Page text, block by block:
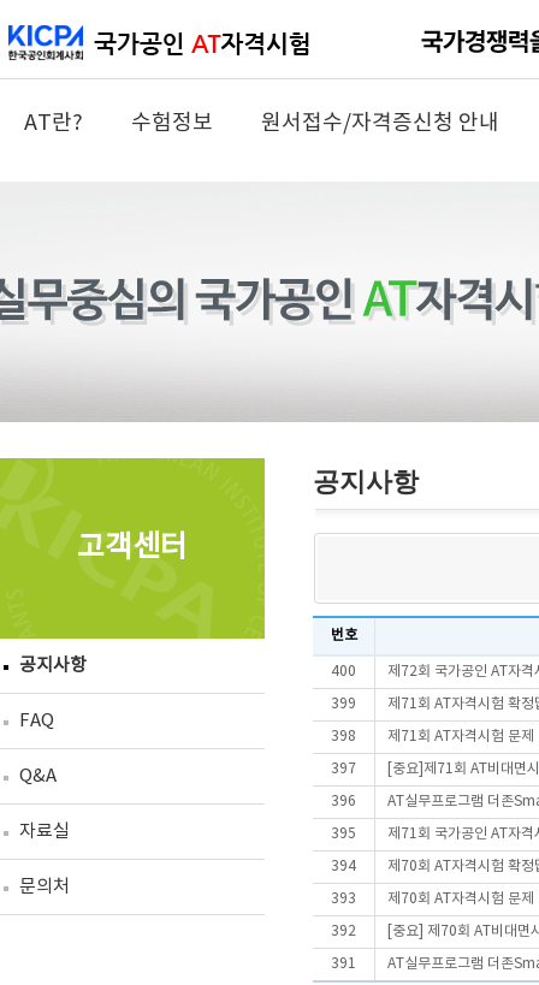
AT란? 수험정보 원서접수/자격증신청 안내
고객센터
공지사항
FAQ
Q&A
자료실
문의처
공지사항
번호
400 제72회 국가공인 AT자격
399 제71회 AT자격시험 확정
398 제71회 AT자격시험 문
397 [중요]제71회 AT비대면
396 AT실무프로그램 더존
395 제71회 국가공인 AT자격
394 제70회 AT자격시험 확정
393 제70회 AT자격시험 문
392 [중요] 제70회 AT비대면
391 AT실무프로그램 더존